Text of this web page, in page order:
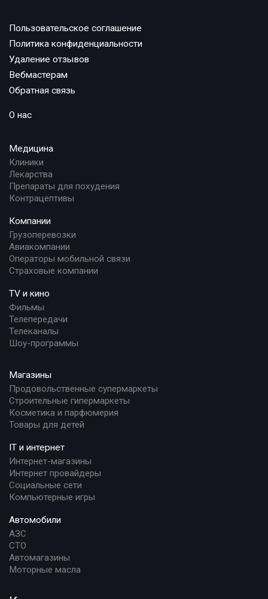
Пользовательское соглашение
Политика конфиденциальности
Удаление отзывов
Вебмастерам
Обратная связь
О нас
Медицина
Клиники
Лекарства
Препараты для похудения
Контрацептивы
Компании
Грузоперевозки
Авиакомпании
Операторы мобильной связи
Страховые компании
TV и кино
Фильмы
Телепередачи
Телеканалы
Шоу-программы
Магазины
Продовольственные супермаркеты
Строительные гипермаркеты
Косметика и парфюмерия
Товары для детей
IT и интернет
Интернет-магазины
Интернет провайдеры
Социальные сети
Компьютерные игры
Автомобили
АЗС
СТО
Автомагазины
Моторные масла